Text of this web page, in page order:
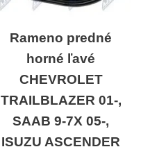
Rameno predné
horné ľavé
CHEVROLET
TRAILBLAZER 01-,
SAAB 9-7X 05-,
ISUZU ASCENDER